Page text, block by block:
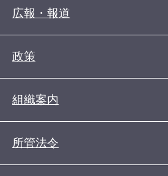
広報・報道
政策
組織案内
所管法令